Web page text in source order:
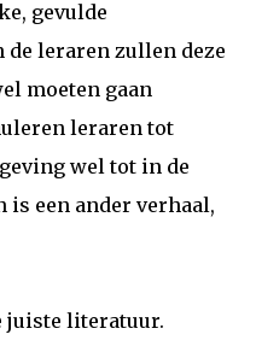
gevulde
de leraren zullen deze
moeten gaan
leraren tot
wel tot in de
een ander verhaal,
juiste literatuur.